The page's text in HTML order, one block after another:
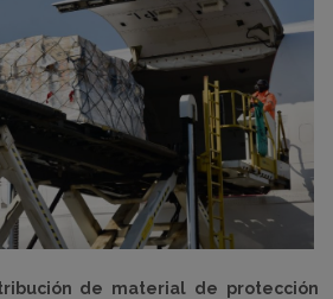
de material de protección